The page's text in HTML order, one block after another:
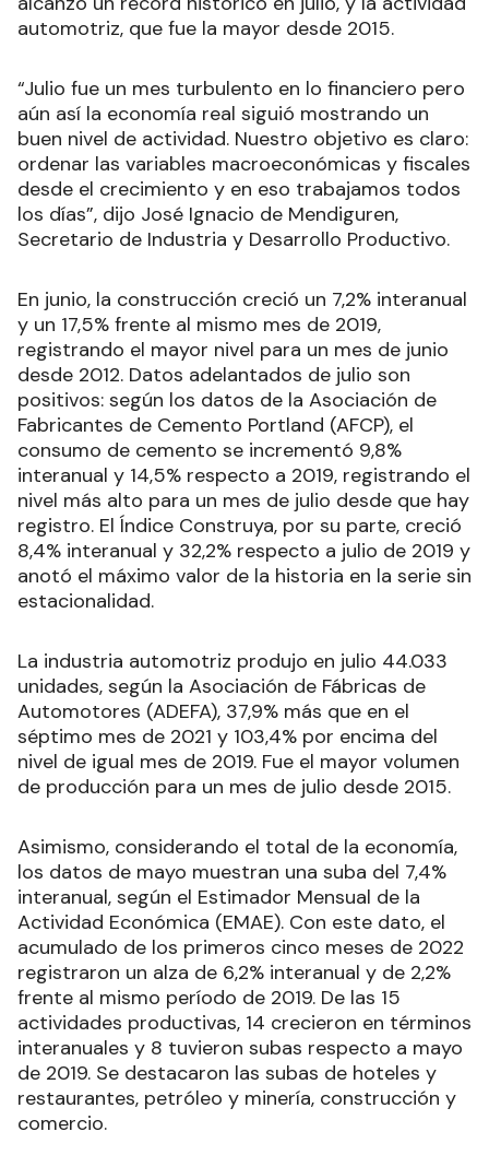
automotriz, que fue la mayor desde 2015.
“Julio fue un mes turbulento en lo financiero pero
aún así la economía real siguió mostrando un
buen nivel de actividad. Nuestro objetivo es claro:
ordenar las variables macroeconómicas y fiscales
desde el crecimiento y en eso trabajamos todos
los días”, dijo José Ignacio de Mendiguren,
Secretario de Industria y Desarrollo Productivo.
En junio, la construcción creció un 7,2% interanual
y un 17,5% frente al mismo mes de 2019,
registrando el mayor nivel para un mes de junio
desde 2012. Datos adelantados de julio son
positivos: según los datos de la Asociación de
Fabricantes de Cemento Portland (AFCP), el
consumo de cemento se incrementó 9,8%
interanual y 14,5% respecto a 2019, registrando el
nivel más alto para un mes de julio desde que hay
registro. El Índice Construya, por su parte, creció
8,4% interanual y 32,2% respecto a julio de 2019 y
anotó el máximo valor de la historia en la serie sin
estacionalidad.
La industria automotriz produjo en julio 44.033
unidades, según la Asociación de Fábricas de
Automotores (ADEFA), 37,9% más que en el
séptimo mes de 2021 y 103,4% por encima del
nivel de igual mes de 2019. Fue el mayor volumen
de producción para un mes de julio desde 2015.
Asimismo, considerando el total de la economía,
los datos de mayo muestran una suba del 7,4%
interanual, según el Estimador Mensual de la
Actividad Económica (EMAE). Con este dato, el
acumulado de los primeros cinco meses de 2022
registraron un alza de 6,2% interanual y de 2,2%
frente al mismo período de 2019. De las 15
actividades productivas, 14 crecieron en términos
interanuales y 8 tuvieron subas respecto a mayo
de 2019. Se destacaron las subas de hoteles y
restaurantes, petróleo y minería, construcción y
comercio.